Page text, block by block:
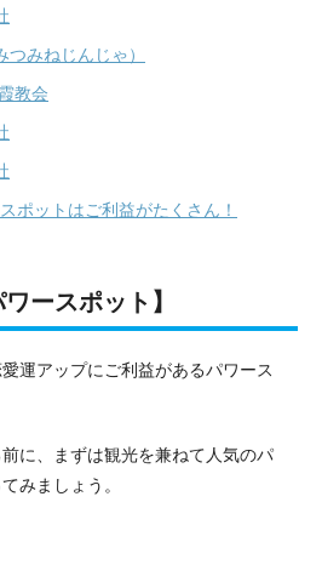
つみねじんじゃ）
教会
ポットはご利益がたくさん！
ースポット】
運アップにご利益があるパワース
に、まずは観光を兼ねて人気のパ
みましょう。